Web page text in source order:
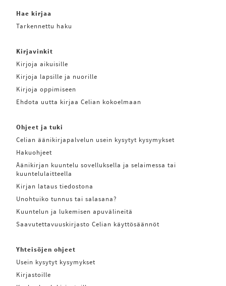
Hae kirjaa
Tarkennettu haku
Kirjavinkit
Kirjoja aikuisille
Kirjoja lapsille ja nuorille
Kirjoja oppimiseen
Ehdota uutta kirjaa Celian kokoelmaan
Ohjeet ja tuki
Celian äänikirjapalvelun usein kysytyt kysymykset
Hakuohjeet
Äänikirjan kuuntelu sovelluksella ja selaimessa tai
kuuntelulaitteella
Kirjan lataus tiedostona
Unohtuiko tunnus tai salasana?
Kuuntelun ja lukemisen apuvälineitä
Saavutettavuuskirjasto Celian käyttösäännöt
Yhteisöjen ohjeet
Usein kysytyt kysymykset
Kirjastoille